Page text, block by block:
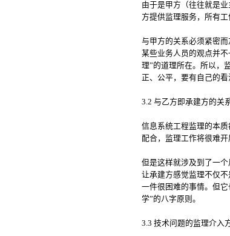
由于是甲方（往往就是
方提供监理服务，所有工
与甲方的关系必须紧密
某些业务人员的观点并
理”的道理所在。所以，
正、公平，要有自己的看
3.2 与乙方即承建方的关
信息系统工程监理的本
配合，监理工作将很难开
但是这样就涉及到了一
让承建方感觉监理不仅
一件很困难的事情。但
学”的八字原则。
3.3 技术问题的监理介入